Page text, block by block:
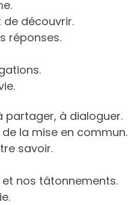
de découvrir.
réponses.
partager, à dialoguer.
la mise en commun.
savoir.
nos tâtonnements.